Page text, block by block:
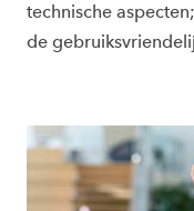
technische
de